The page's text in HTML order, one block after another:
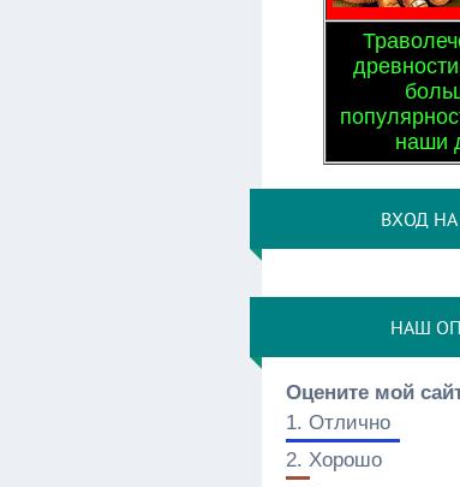
наши
ВХОД
НАШ
Оцените мой
1.Отлично
2.Хорошо